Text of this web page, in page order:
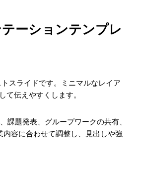
ーションテンプレ
スライドです。ミニマルなレイア
伝えやすくします。
題発表、グループワークの共有、
容に合わせて調整し、見出しや強